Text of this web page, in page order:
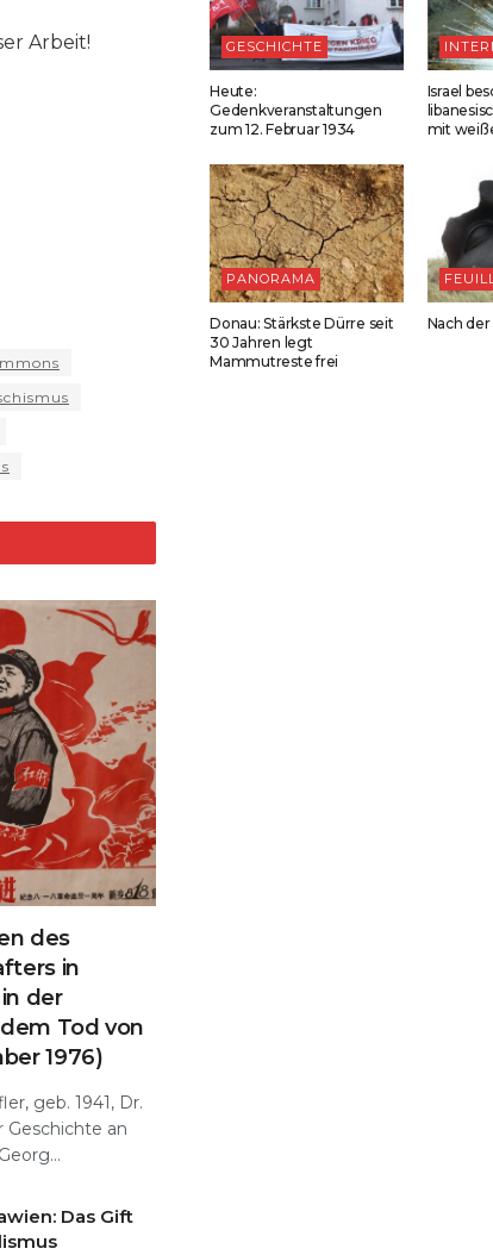
Arbeit!
des
in
der
Tod von
1976)
geb. 1941, Dr.
Geschichte an
Das Gift
GESCHICHTE
Heute:
Gedenkveranstaltungen
zum 12. Februar 1934
Israel
mit
PANORAMA
Donau: Stärkste Dürre seit
30 Jahren legt
Mammutreste frei
Nach der